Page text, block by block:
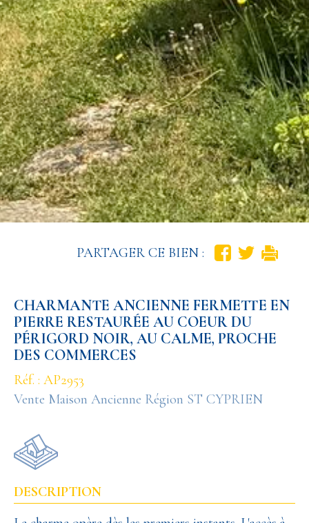
PARTAGER CE BIEN :
CHARMANTE ANCIENNE FERMETTE EN
PIERRE RESTAURÉE AU COEUR DU
PÉRIGORD NOIR, AU CALME, PROCHE
DES COMMERCES
Réf. : AP2953
Vente Maison Ancienne Région ST CYPRIEN
DESCRIPTION